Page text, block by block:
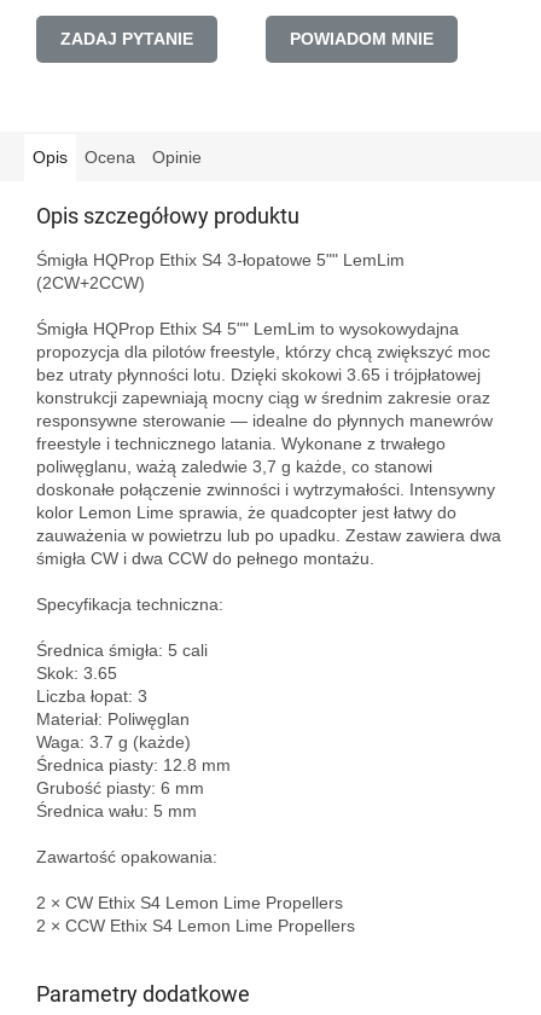
ZADAJ PYTANIE POWIADOM MNIE
Opis Ocena Opinie
Opis szczegółowy produktu
Śmigła HQProp Ethix S4 3-łopatowe 5"" LemLim
(2CW+2CCW)
Śmigła HQProp Ethix S4 5"" LemLim to wysokowydajna
propozycja dla pilotów freestyle, którzy chcą zwiększyć moc
bez utraty płynności lotu. Dzięki skokowi 3.65 i trójpłatowej
konstrukcji zapewniają mocny ciąg w średnim zakresie oraz
responsywne sterowanie — idealne do płynnych manewrów
freestyle i technicznego latania. Wykonane z trwałego
poliwęglanu, ważą zaledwie 3,7 g każde, co stanowi
doskonałe połączenie zwinności i wytrzymałości. Intensywny
kolor Lemon Lime sprawia, że quadcopter jest łatwy do
zauważenia w powietrzu lub po upadku. Zestaw zawiera dwa
śmigła CW i dwa CCW do pełnego montażu.
Specyfikacja techniczna:
Średnica śmigła: 5 cali
Skok: 3.65
Liczba łopat: 3
Materiał: Poliwęglan
Waga: 3.7 g (każde)
Średnica piasty: 12.8 mm
Grubość piasty: 6 mm
Średnica wału: 5 mm
Zawartość opakowania:
2 × CW Ethix S4 Lemon Lime Propellers
2 × CCW Ethix S4 Lemon Lime Propellers
Parametry dodatkowe